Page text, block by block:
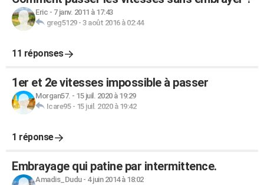
Eric - 7 janv. 2011 à 17:43
greg5129- 3 août 2016 à 02:44
11 réponses
1er et 2e vitesses impossible à passer
Morgan57. - 15 juil. 2020 à 19:29
Icare95- 15 juil. 2020 à 19:42
1 réponse
Embrayage qui patine par intermittence.
Amadis_Dudu- 4 juin 2014 à 18:02